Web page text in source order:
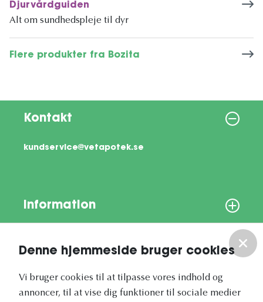
Denne hjemmeside bruger cookies
Vi bruger cookies til at tilpasse vores indhold og
annoncer, til at vise dig funktioner til sociale medier
Djurvårdguiden
Alt om sundhedspleje til dyr
Flere produkter fra Bozita
Kontakt
kundservice@vetapotek.se
Information
Vores nyhedsbrev